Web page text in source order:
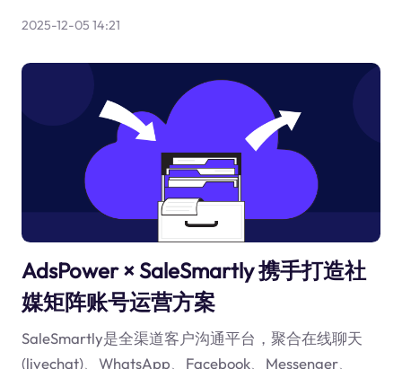
2025-12-05 14:21
AdsPower × SaleSmartly 携手打造社
媒矩阵账号运营方案
SaleSmartly是全渠道客户沟通平台，聚合在线聊天
(livechat)、WhatsApp、Facebook、Messenger、